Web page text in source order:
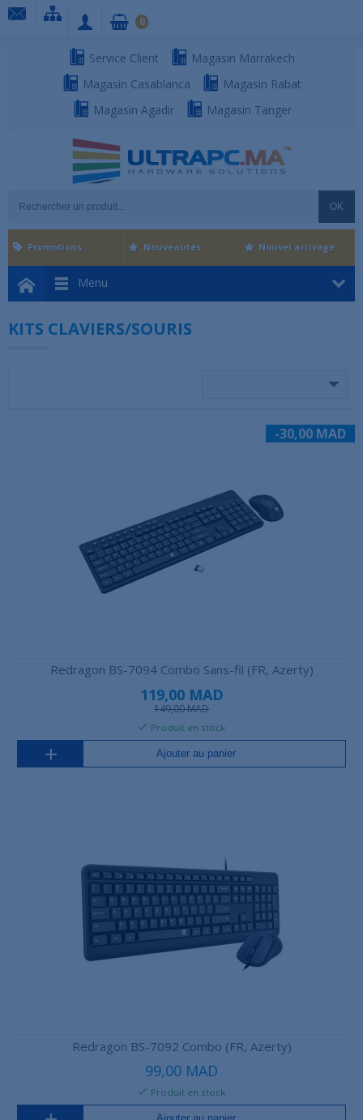
Service Client
Magasin Marrakech
Magasin Casablanca
Magasin Rabat
Magasin Agadir
Magasin Tanger
OK
0
Menu
Promotions Nouveautés Nouvel arrivage
KITS CLAVIERS/SOURIS
-30,00 MAD
Redragon BS-7094 Combo Sans-fil (FR, Azerty)
119,00 MAD
149,00 MAD
Produit en stock
Ajouter au panier
Redragon BS-7092 Combo (FR, Azerty)
99,00 MAD
Produit en stock